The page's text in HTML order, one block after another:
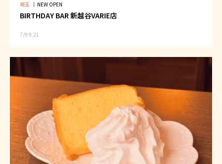
埼玉 ｜ NEW OPEN
BIRTHDAY BAR 新越谷VARIE店
7/9 9:21